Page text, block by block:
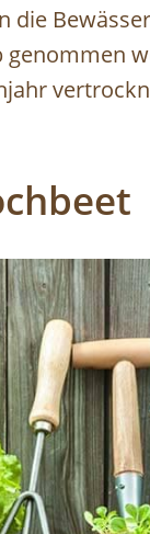
die